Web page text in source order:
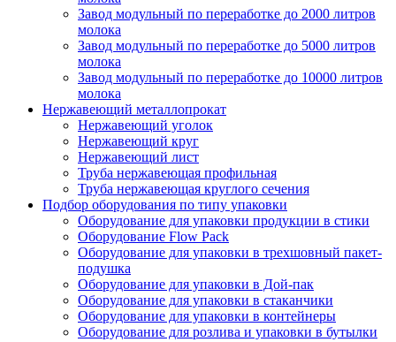
Завод модульный по переработке до 2000 литров
молока
Завод модульный по переработке до 5000 литров
молока
Завод модульный по переработке до 10000 литров
молока
Нержавеющий металлопрокат
Нержавеющий уголок
Нержавеющий круг
Нержавеющий лист
Труба нержавеющая профильная
Труба нержавеющая круглого сечения
Подбор оборудования по типу упаковки
Оборудование для упаковки продукции в стики
Оборудование Flow Pack
Оборудование для упаковки в трехшовный пакет-
подушка
Оборудование для упаковки в Дой-пак
Оборудование для упаковки в стаканчики
Оборудование для упаковки в контейнеры
Оборудование для розлива и упаковки в бутылки